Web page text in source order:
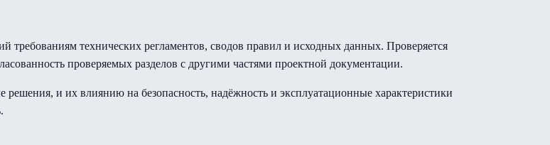
требованиям технических регламентов, сводов правил и исходных данных. Проверяется
проверяемых разделов с другими частями проектной документации.
и их влиянию на безопасность, надёжность и эксплуатационные характеристики